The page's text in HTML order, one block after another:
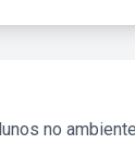
no